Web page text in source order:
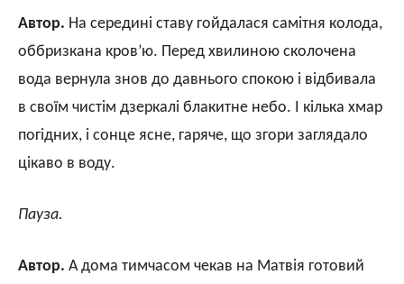
Автор. На середині ставу гойдалася самітня колода,
оббризкана кров’ю. Перед хвилиною сколочена
вода вернула знов до давнього спокою і відбивала
в своїм чистім дзеркалі блакитне небо. І кілька хмар
погідних, і сонце ясне, гаряче, що згори заглядало
цікаво в воду.
Пауза.
Автор. А дома тимчасом чекав на Матвія готовий